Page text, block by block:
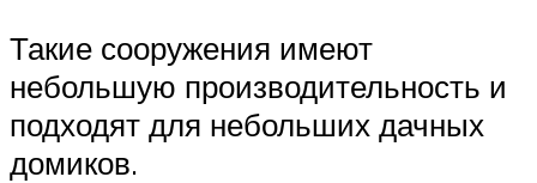
Такие сооружения имеют
небольшую производительность и
подходят для небольших дачных
домиков.